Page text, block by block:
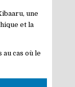
une
et la
cas où le